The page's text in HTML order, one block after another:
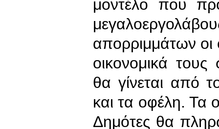
μοντέλο που
απορριμμάτων
οικονομικά
θα γίνεται από
και τα οφέλη. Τα
Δημότες θα